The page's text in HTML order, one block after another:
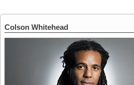
Colson Whitehead